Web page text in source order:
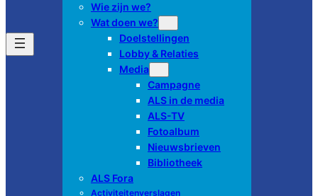
Wie zijn we?
Wat doen we?
Doelstellingen
Lobby & Relaties
Media
Campagne
ALS in de media
ALS-TV
Fotoalbum
Nieuwsbrieven
Bibliotheek
ALS Fora
Activiteitenverslagen